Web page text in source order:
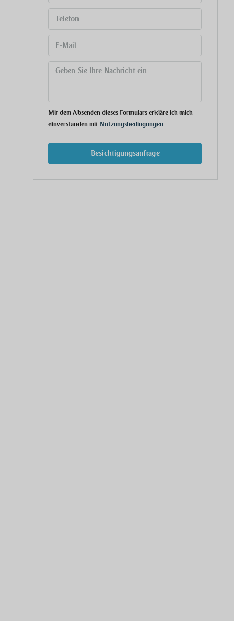
Mit dem Absenden dieses Formulars erkläre ich mich
einverstanden mit Nutzungsbedingungen
Besichtigungsanfrage